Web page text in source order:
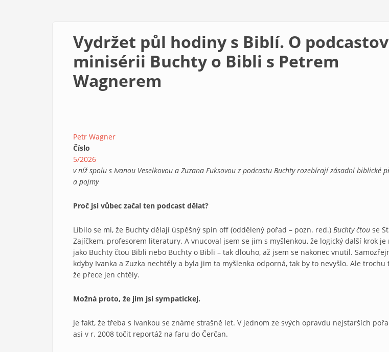
Vydržet půl hodiny s Biblí. O
minisérii Buchty o Bibli s Petrem
Wagnerem
Petr Wagner
Číslo
5/2026
v níž spolu s Ivanou Veselkovou a Zuzana Fuksovou z podcastu Buchty rozebírají zásadní biblické
a pojmy
Proč jsi vůbec začal ten podcast dělat?
Líbilo se mi, že Buchty dělají úspěšný spin off (oddělený pořad – pozn. red.) Buchty čtou se
Zajíčkem, profesorem literatury. A vnucoval jsem se jim s myšlenkou, že logický další krok je
jako Buchty čtou Bibli nebo Buchty o Bibli – tak dlouho, až jsem se nakonec vnutil.
kdyby Ivanka a Zuzka nechtěly a byla jim ta myšlenka odporná, tak by to nevyšlo. Ale trochu
že přece jen chtěly.
Možná proto, že jim jsi sympatickej.
Je fakt, že třeba s Ivankou se známe strašně let. V jednom ze svých opravdu nejstarších
asi v r. 2008 točit reportáž na faru do Čerčan.